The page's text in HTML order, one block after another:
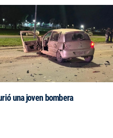
una joven bombera